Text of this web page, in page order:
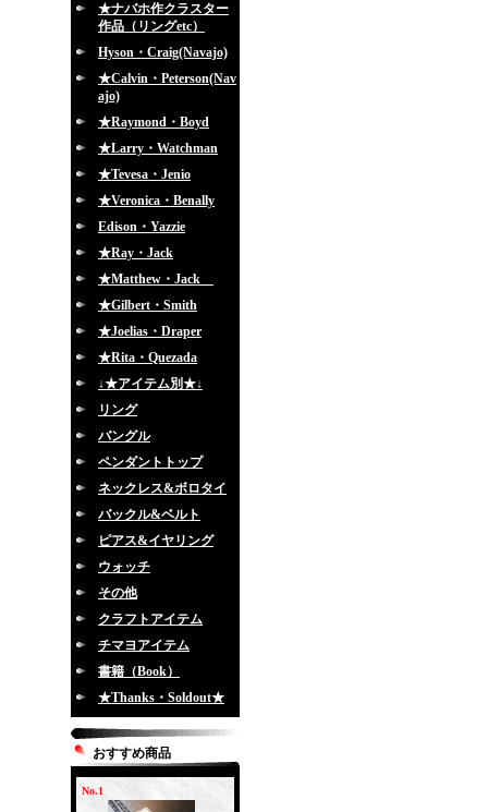
★ナバホ作クラスター
作品（リングetc）
Hyson・Craig(Navajo)
★Calvin・Peterson(Nav
ajo)
★Raymond・Boyd
★Larry・Watchman
★Tevesa・Jenio
★Veronica・Benally
Edison・Yazzie
★Ray・Jack
★Matthew・Jack
★Gilbert・Smith
★Joelias・Draper
★Rita・Quezada
↓★アイテム別★↓
リング
バングル
ペンダントトップ
ネックレス&ボロタイ
バックル&ベルト
ピアス&イヤリング
ウォッチ
その他
クラフトアイテム
チマヨアイテム
書籍（Book）
★Thanks・Soldout★
おすすめ商品
No.1